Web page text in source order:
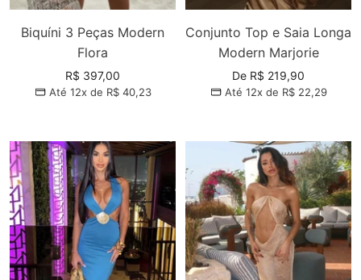
Biquíni 3 Peças Modern
Flora
Preço
promocional
R$ 397,00
Até 12x de R$ 40,23
Conjunto Top e Saia Longa
Modern Marjorie
Preço
promocional
De R$ 219,90
Até 12x de R$ 22,29